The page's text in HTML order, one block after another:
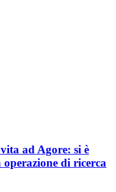
ad Agore: si è
di ricerca